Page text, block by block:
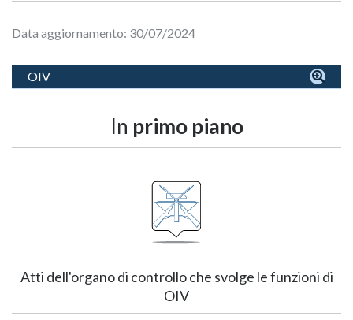
Data aggiornamento: 30/07/2024
OIV
In primo piano
Atti dell'organo di controllo che svolge le funzioni di
OIV